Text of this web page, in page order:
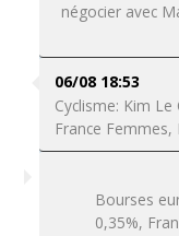
négocier avec
06/08 18:53
Cyclisme: Kim
France
Bourses
0,35%,